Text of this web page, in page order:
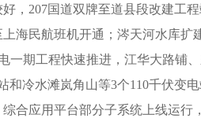
，207国道双牌至道县段改建工
海民航班机开通；涔天河水库
一期工程快速推进，江华大路铺
冷水滩岚角山等3个110千伏变
合应用平台部分子系统上线运